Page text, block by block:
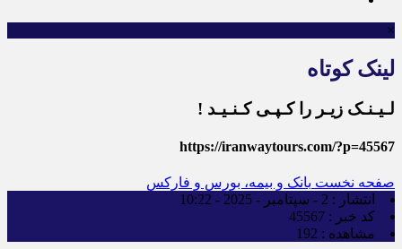
×
لینک کوتاه
لـیـنـک زیـر را کـپـی کـنـیـد !
https://iranwaytours.com/?p=45567
صفحه نخست بانک و بیمه، بورس و فارکس
انتشار : 2 - سپتامبر - 2025 - 10:22
کد خبر : 45567
مشاهده : 192